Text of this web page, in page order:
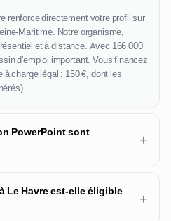
renforce directement votre profil sur
Maritime. Notre organisme,
et à distance. Avec 166 000
d'emploi important. Vous financez
charge légal : 150 €, dont les
PowerPoint sont
+
Le Havre est-elle éligible
+